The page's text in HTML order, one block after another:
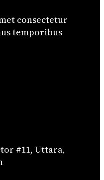
consectetur
temporibus
#11, Uttara,